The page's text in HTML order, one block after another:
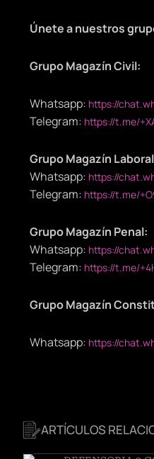
Únete a nuestros
Grupo Magazín Civil:
Whatsapp: https://
Telegram: https://t.me/
Grupo Magazín
Whatsapp: https://
Telegram: https://t.me/
Grupo Magazín Penal:
Whatsapp: https://
Telegram: https://t.me/
Grupo Magazín
Whatsapp: https://
ARTÍCULOS